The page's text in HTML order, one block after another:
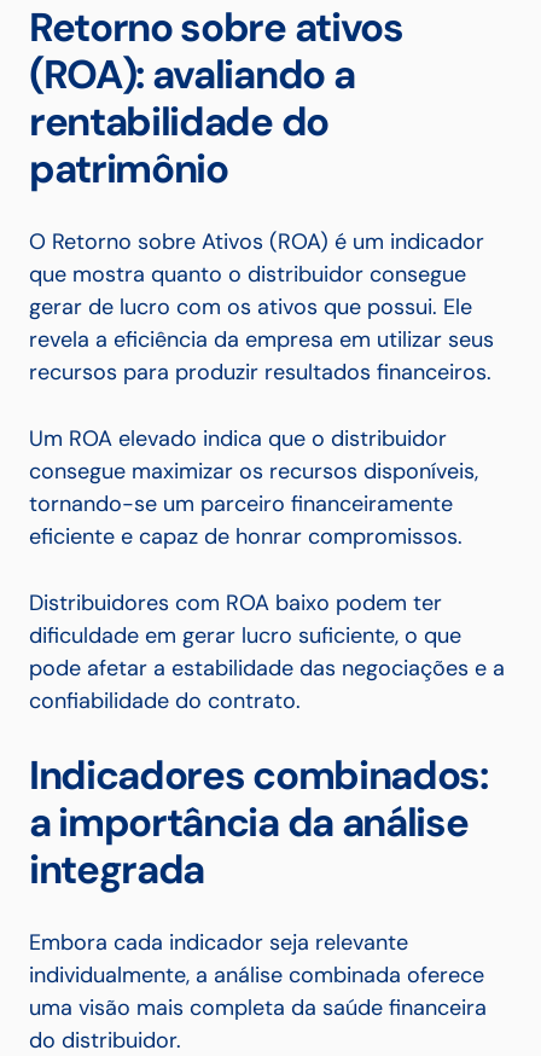
Retorno sobre ativos
(ROA): avaliando a
rentabilidade do
patrimônio
O Retorno sobre Ativos (ROA) é um indicador
que mostra quanto o distribuidor consegue
gerar de lucro com os ativos que possui. Ele
revela a eficiência da empresa em utilizar seus
recursos para produzir resultados financeiros.
Um ROA elevado indica que o distribuidor
consegue maximizar os recursos disponíveis,
tornando-se um parceiro financeiramente
eficiente e capaz de honrar compromissos.
Distribuidores com ROA baixo podem ter
dificuldade em gerar lucro suficiente, o que
pode afetar a estabilidade das negociações e a
confiabilidade do contrato.
Indicadores combinados:
a importância da análise
integrada
Embora cada indicador seja relevante
individualmente, a análise combinada oferece
uma visão mais completa da saúde financeira
do distribuidor.